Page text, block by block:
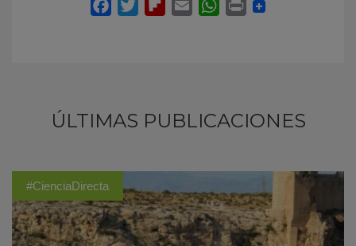
ÚLTIMAS PUBLICACIONES
#CienciaDirecta